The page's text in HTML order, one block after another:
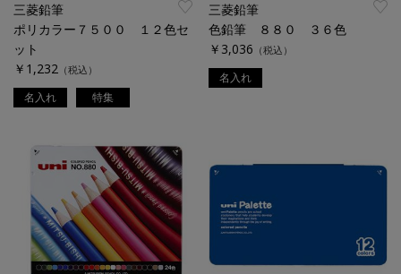
三菱鉛筆
ポリカラー７５００ １２色セ
ット
￥1,232 （税込）
名入れ 特集
三菱鉛筆
色鉛筆 ８８０ ３６色
￥3,036 （税込）
名入れ